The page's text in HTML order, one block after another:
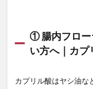
2.3
③ 自
よく
① 腸内フロー
い方へ｜カプ
カプリル酸はヤシ油な